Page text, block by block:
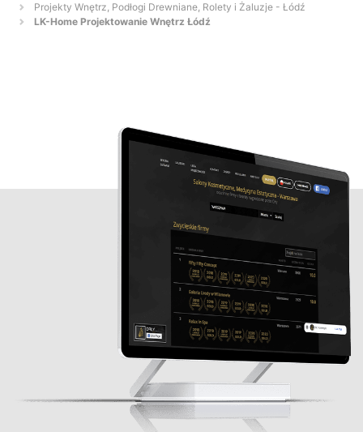
Projekty Wnętrz, Podłogi Drewniane, Rolety i Żaluzje - Łódź
LK-Home Projektowanie Wnętrz Łódź